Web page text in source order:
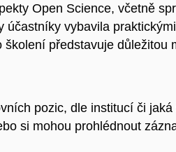
Open Science, včetně
vybavila
představuje důležitou
pozic, dle institucí či
si mohou prohlédnout